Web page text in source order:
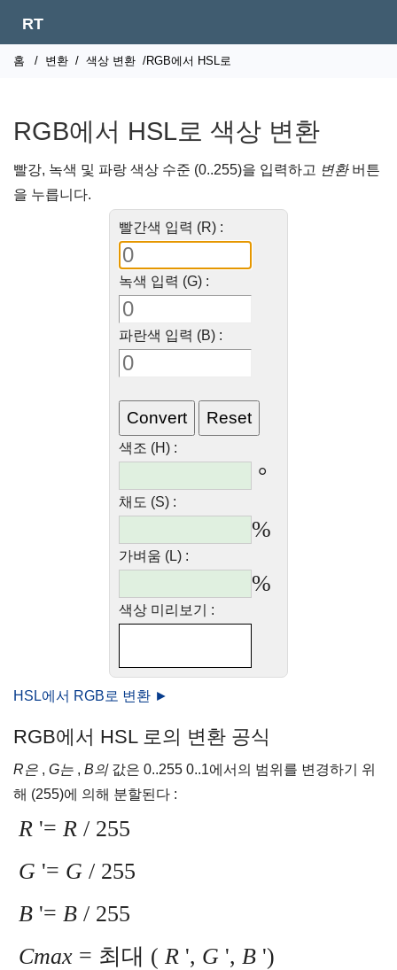
RT
홈 / 변환 / 색상 변환 /RGB에서 HSL로
RGB에서 HSL로 색상 변환
빨강, 녹색 및 파랑 색상 수준 (0..255)을 입력하고 변환버튼
을 누릅니다.
빨간색 입력 (R) :
녹색 입력 (G) :
파란색 입력 (B) :
색조 (H) :
°
채도 (S) :
%
가벼움 (L) :
%
색상 미리보기 :
HSL에서 RGB로 변환 ►
RGB에서 HSL 로의 변환 공식
R은 , G는 , B의값은 0..255 0..1에서의 범위를 변경하기 위
해 (255)에 의해 분할된다 :
R '= R / 255
G '= G / 255
B '= B / 255
Cmax = 최대 ( R ', G ', B ')